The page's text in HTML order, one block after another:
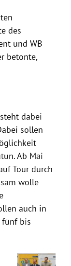
des
und WB-
betonte,
dabei
sollen
Ab Mai
Tour durch
wolle
auch in
fünf bis